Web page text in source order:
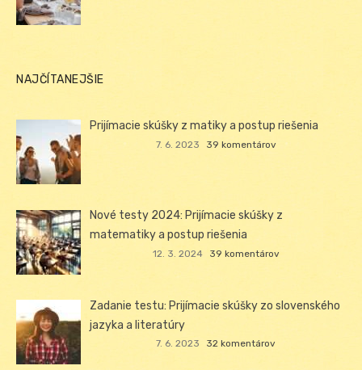
NAJČÍTANEJŠIE
Prijímacie skúšky z matiky a postup riešenia
7. 6. 2023 39 komentárov
Nové testy 2024: Prijímacie skúšky z
matematiky a postup riešenia
12. 3. 2024 39 komentárov
Zadanie testu: Prijímacie skúšky zo slovenského
jazyka a literatúry
7. 6. 2023 32 komentárov